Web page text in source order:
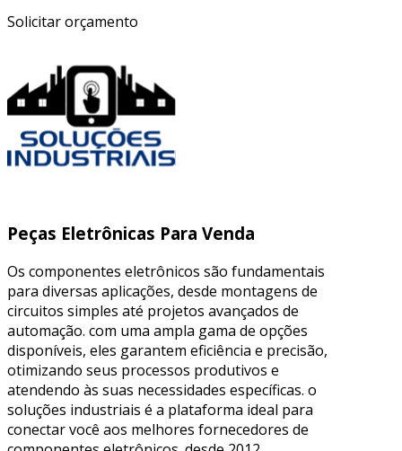
Solicitar orçamento
Peças Eletrônicas Para Venda
Os componentes eletrônicos são fundamentais
para diversas aplicações, desde montagens de
circuitos simples até projetos avançados de
automação. com uma ampla gama de opções
disponíveis, eles garantem eficiência e precisão,
otimizando seus processos produtivos e
atendendo às suas necessidades específicas. o
soluções industriais é a plataforma ideal para
conectar você aos melhores fornecedores de